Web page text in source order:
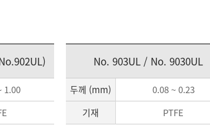
1.00
No. 903UL / No. 9030UL
두께 (mm)
0.08 ~ 0.23
기재
PTFE